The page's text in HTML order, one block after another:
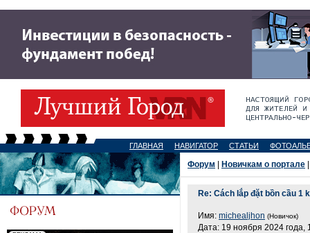
ГЛАВНАЯ НАВИГАТОР СТАТЬИ
Форум Новичкам о портале
Re: Cách lắp đặt bồn cầu 1
Имя: michealjhon (Новичок)
Дата: 19 ноября 2024 года,